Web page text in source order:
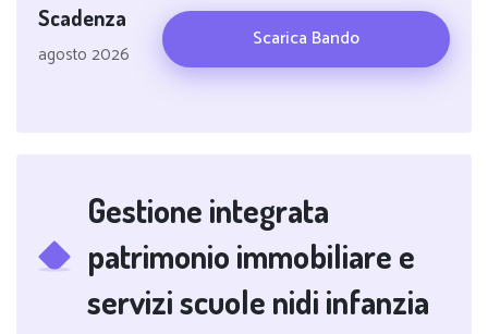
Scadenza
agosto 2026
Scarica Bando
Gestione integrata
patrimonio immobiliare e
servizi scuole nidi infanzia